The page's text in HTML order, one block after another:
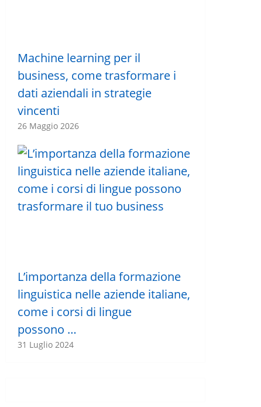
Machine learning per il
business, come trasformare i
dati aziendali in strategie
vincenti
26 Maggio 2026
L’importanza della formazione
linguistica nelle aziende italiane,
come i corsi di lingue
possono …
31 Luglio 2024